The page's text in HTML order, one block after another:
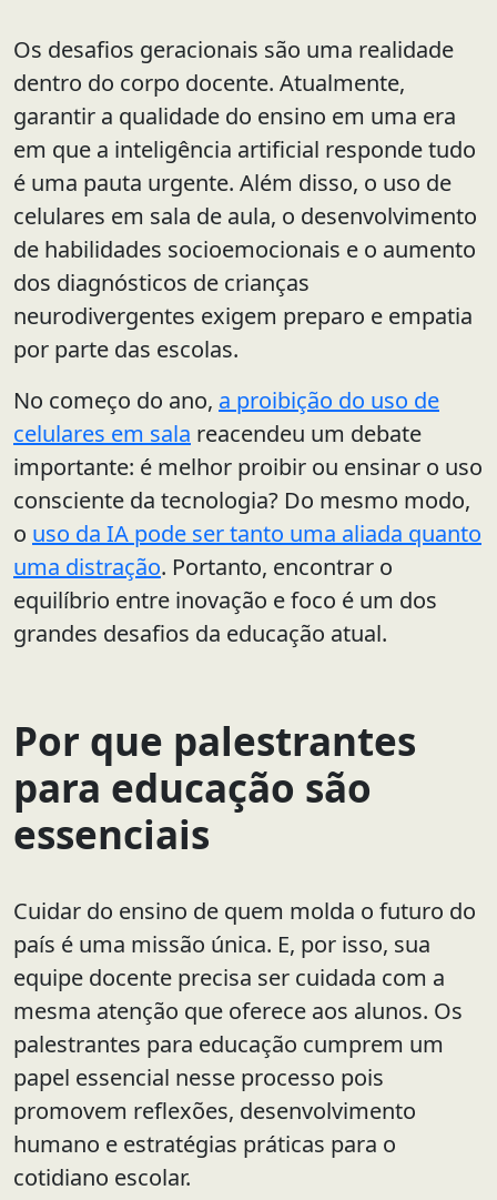
Os desafios geracionais são uma realidade
dentro do corpo docente. Atualmente,
garantir a qualidade do ensino em uma era
em que a inteligência artificial responde tudo
é uma pauta urgente. Além disso, o uso de
celulares em sala de aula, o desenvolvimento
de habilidades socioemocionais e o aumento
dos diagnósticos de crianças
neurodivergentes exigem preparo e empatia
por parte das escolas.
No começo do ano, a proibição do uso de
celulares em sala reacendeu um debate
importante: é melhor proibir ou ensinar o uso
consciente da tecnologia? Do mesmo modo,
o uso da IA pode ser tanto uma aliada quanto
uma distração. Portanto, encontrar o
equilíbrio entre inovação e foco é um dos
grandes desafios da educação atual.
Por que palestrantes
para educação são
essenciais
Cuidar do ensino de quem molda o futuro do
país é uma missão única. E, por isso, sua
equipe docente precisa ser cuidada com a
mesma atenção que oferece aos alunos. Os
palestrantes para educação cumprem um
papel essencial nesse processo pois
promovem reflexões, desenvolvimento
humano e estratégias práticas para o
cotidiano escolar.